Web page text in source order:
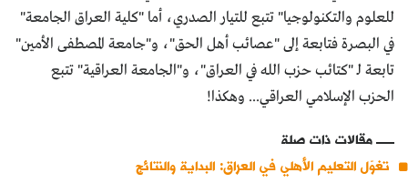
للعلوم والتكنولوجيا" تتبع للتيار الصدري، أما "كلية العراق الجامعة"
في البصرة فتابعة إلى "عصائب أهل الحق"، و"جامعة المصطفى الأمين"
تابعة لـ "كتائب حزب الله في العراق"، و"الجامعة العراقية" تتبع
الحزب الإسلامي العراقي... وهكذا!
مقالات ذات صلة
تغوّل التعليم الأهلي في العراق: البداية والنتائج